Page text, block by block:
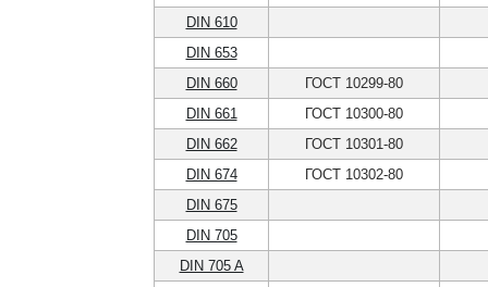
DIN 610
DIN 653
DIN 660
ГОСТ 10299-80
DIN 661
ГОСТ 10300-80
DIN 662
ГОСТ 10301-80
DIN 674
ГОСТ 10302-80
DIN 675
DIN 705
DIN 705 A